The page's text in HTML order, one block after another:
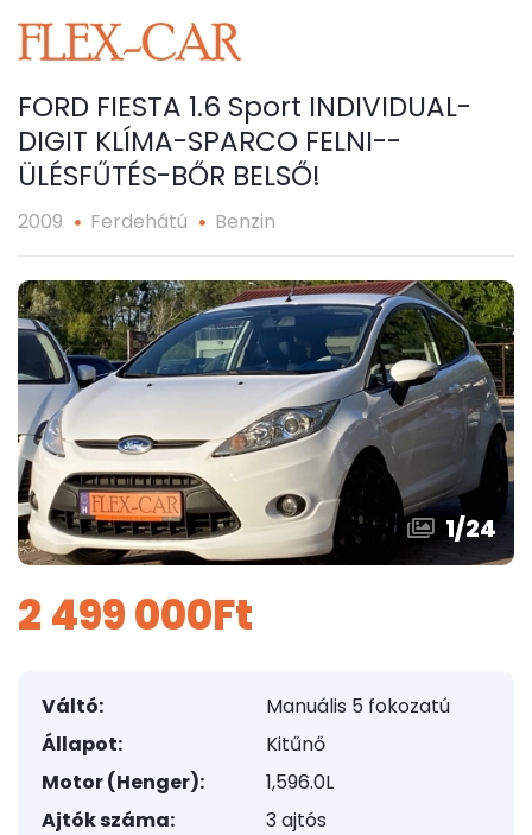
FORD FIESTA 1.6 Sport INDIVIDUAL-
DIGIT KLÍMA-SPARCO FELNI--
ÜLÉSFŰTÉS-BŐR BELSŐ!
2009 Ferdehátú Benzin
1/24
2 499 000Ft
Váltó:
Manuális 5 fokozatú
Állapot:
Kitűnő
Motor (Henger):
1,596.0L
Ajtók száma:
3 ajtós